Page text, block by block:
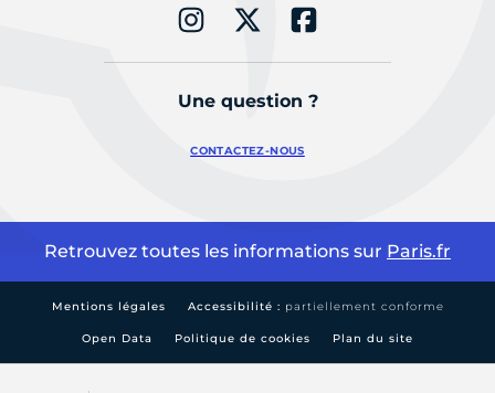
Une question ?
CONTACTEZ-NOUS
Retrouvez toutes les informations sur Paris.fr
Mentions légales Accessibilité : partiellement conforme
Open Data Politique de cookies Plan du site